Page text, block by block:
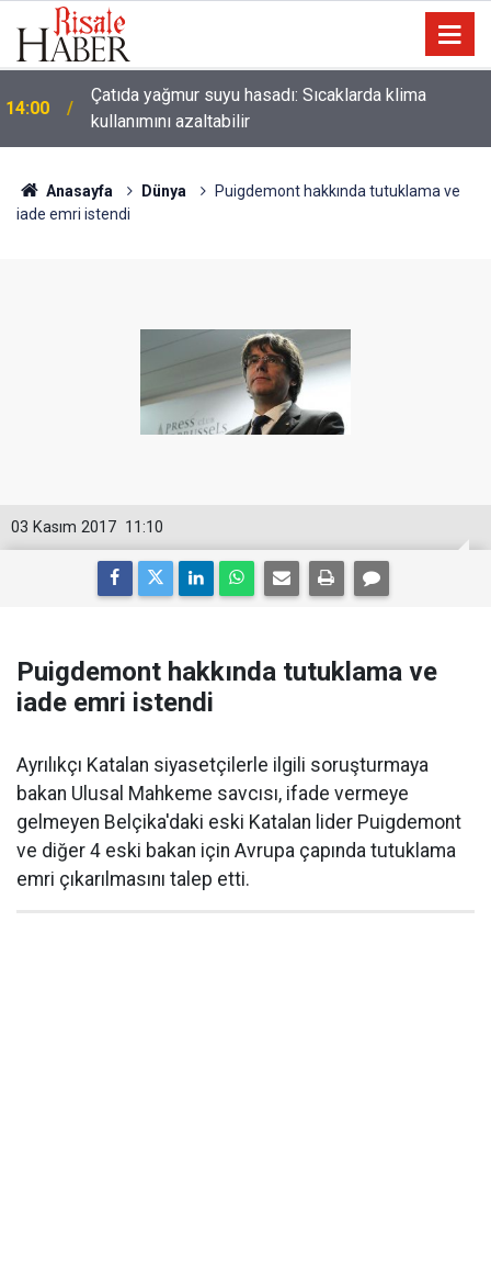
14:00
Çatıda yağmur suyu hasadı: Sıcaklarda klima
kullanımını azaltabilir
Anasayfa Dünya
Puigdemont hakkında tutuklama ve
iade emri istendi
11:10
03 Kasım 2017
Puigdemont hakkında tutuklama ve
iade emri istendi
Ayrılıkçı Katalan siyasetçilerle ilgili soruşturmaya
bakan Ulusal Mahkeme savcısı, ifade vermeye
gelmeyen Belçika'daki eski Katalan lider Puigdemont
ve diğer 4 eski bakan için Avrupa çapında tutuklama
emri çıkarılmasını talep etti.